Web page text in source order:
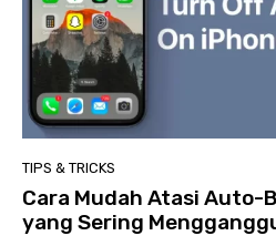
TIPS & TRICKS
Cara Mudah Atasi Auto-
yang Sering